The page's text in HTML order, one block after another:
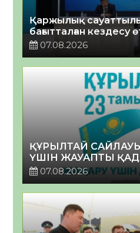
Қаржылық
бағытталған кездесу
07.08.2026
ҚҰРЫЛТАЙ
ҮШІН ЖАУАПТЫ
07.08.2026